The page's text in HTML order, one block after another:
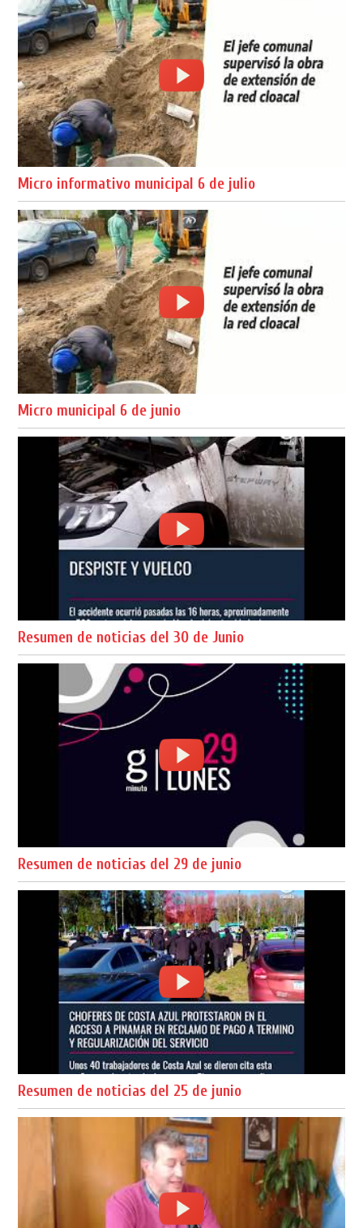
Micro informativo municipal 6 de julio
Micro municipal 6 de junio
Resumen de noticias del 30 de Junio
Resumen de noticias del 29 de junio
Resumen de noticias del 25 de junio